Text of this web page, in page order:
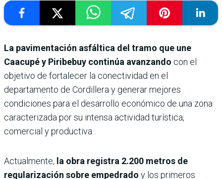
La pavimentación asfáltica del tramo que une
Caacupé y Piribebuy continúa avanzando con el
objetivo de fortalecer la conectividad en el
departamento de Cordillera y generar mejores
condiciones para el desarrollo económico de una zona
caracterizada por su intensa actividad turística,
comercial y productiva.
Actualmente, la obra registra 2.200 metros de
regularización sobre empedrado y los primeros